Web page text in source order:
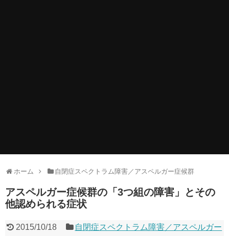
ホーム 自閉症スペクトラム障害／アスペルガー症候群
アスペルガー症候群の「3つ組の障害」とその
他認められる症状
2015/10/18
自閉症スペクトラム障害／アスペルガー